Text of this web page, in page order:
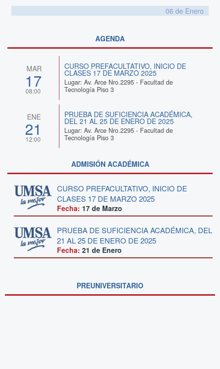
06 de Enero
AGENDA
MAR
17
08:00
CURSO PREFACULTATIVO, INICIO DE
CLASES 17 DE MARZO 2025
Lugar: Av. Arce Nro.2295 - Facultad de
Tecnología Piso 3
ENE
21
12:00
PRUEBA DE SUFICIENCIA ACADÉMICA,
DEL 21 AL 25 DE ENERO DE 2025
Lugar: Av. Arce Nro.2295 - Facultad de
Tecnología Piso 3
ADMISIÓN ACADÉMICA
CURSO PREFACULTATIVO, INICIO DE
CLASES 17 DE MARZO 2025
Fecha: 17 de Marzo
PRUEBA DE SUFICIENCIA ACADÉMICA, DEL
21 AL 25 DE ENERO DE 2025
Fecha: 21 de Enero
PREUNIVERSITARIO